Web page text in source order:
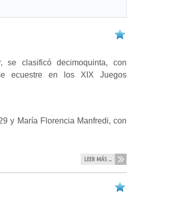
se clasificó decimoquinta, con
ecuestre en los XIX Juegos
y María Florencia Manfredi, con
LEER MÁS ...